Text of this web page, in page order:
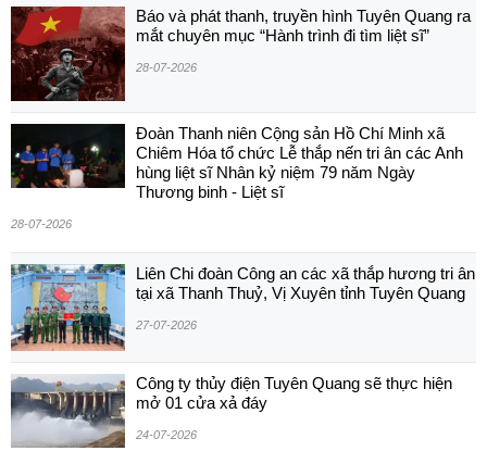
Báo và phát thanh, truyền hình Tuyên Quang ra
mắt chuyên mục “Hành trình đi tìm liệt sĩ”
28-07-2026
Đoàn Thanh niên Cộng sản Hồ Chí Minh xã
Chiêm Hóa tổ chức Lễ thắp nến tri ân các Anh
hùng liệt sĩ Nhân kỷ niệm 79 năm Ngày
Thương binh - Liệt sĩ
28-07-2026
Liên Chi đoàn Công an các xã thắp hương tri ân
tại xã Thanh Thuỷ, Vị Xuyên tỉnh Tuyên Quang
27-07-2026
Công ty thủy điện Tuyên Quang sẽ thực hiện
mở 01 cửa xả đáy
24-07-2026